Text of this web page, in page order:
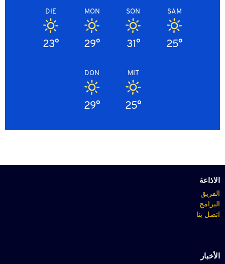
SAM
25°
SON
31°
MON
29°
DIE
23°
MIT
25°
DON
29°
الاذاعة
الفريق
البرامج
اتصل بنا
الأخبار